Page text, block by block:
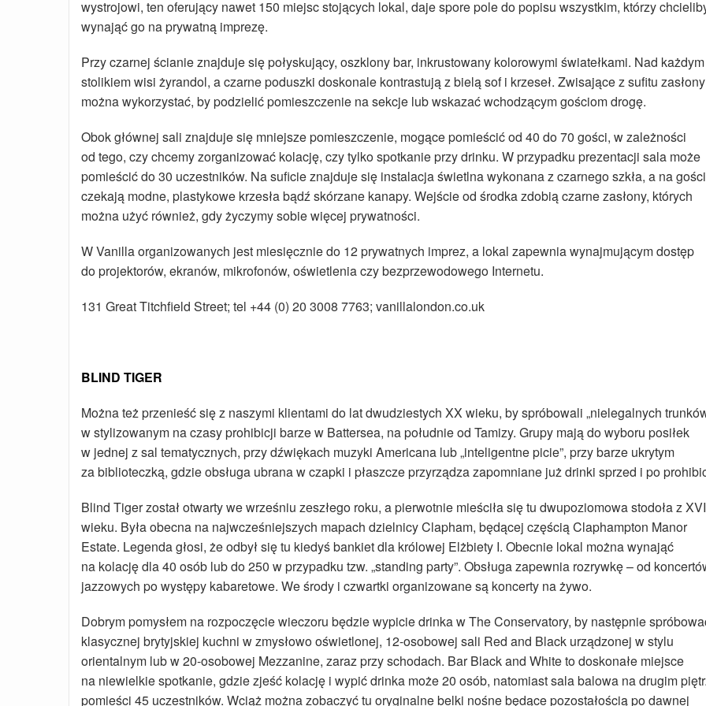
wystrojowi, ten oferujący nawet 150 miejsc stojących lokal, daje spore pole do popisu wszystkim, którzy
wynająć go na prywatną imprezę.
Przy czarnej ścianie znajduje się połyskujący, oszklony bar, inkrustowany kolorowymi światełkami. Nad każdym
stolikiem wisi żyrandol, a czarne poduszki doskonale kontrastują z bielą sof i krzeseł. Zwisające z sufitu zasłony
można wykorzystać, by podzielić pomieszczenie na sekcje lub wskazać wchodzącym gościom drogę.
Obok głównej sali znajduje się mniejsze pomieszczenie, mogące pomieścić od 40 do 70 gości, w zależności
od tego, czy chcemy zorganizować kolację, czy tylko spotkanie przy drinku. W przypadku prezentacji sala może
pomieścić do 30 uczestników. Na suficie znajduje się instalacja świetlna wykonana z czarnego szkła, a na gości
czekają modne, plastykowe krzesła bądź skórzane kanapy. Wejście od środka zdobią czarne zasłony, których
można użyć również, gdy życzymy sobie więcej prywatności.
W Vanilla organizowanych jest miesięcznie do 12 prywatnych imprez, a lokal zapewnia wynajmującym dostęp
do projektorów, ekranów, mikrofonów, oświetlenia czy bezprzewodowego Internetu.
131 Great Titchfield Street; tel +44 (0) 20 3008 7763; vanillalondon.co.uk
BLIND TIGER
Można też przenieść się z naszymi klientami do lat dwudziestych XX wieku, by spróbowali „nielegalnych
w stylizowanym na czasy prohibicji barze w Battersea, na południe od Tamizy. Grupy mają do wyboru posiłek
w jednej z sal tematycznych, przy dźwiękach muzyki Americana lub „inteligentne picie”, przy barze ukrytym
za biblioteczką, gdzie obsługa ubrana w czapki i płaszcze przyrządza zapomniane już drinki sprzed i po
Blind Tiger został otwarty we wrześniu zeszłego roku, a pierwotnie mieściła się tu dwupoziomowa stodoła z XVI
wieku. Była obecna na najwcześniejszych mapach dzielnicy Clapham, będącej częścią Claphampton Manor
Estate. Legenda głosi, że odbył się tu kiedyś bankiet dla królowej Elżbiety I. Obecnie lokal można wynająć
na kolację dla 40 osób lub do 250 w przypadku tzw. „standing party”. Obsługa zapewnia rozrywkę – od
jazzowych po występy kabaretowe. We środy i czwartki organizowane są koncerty na żywo.
Dobrym pomysłem na rozpoczęcie wieczoru będzie wypicie drinka w The Conservatory, by następnie
klasycznej brytyjskiej kuchni w zmysłowo oświetlonej, 12-osobowej sali Red and Black urządzonej w stylu
orientalnym lub w 20-osobowej Mezzanine, zaraz przy schodach. Bar Black and White to doskonałe miejsce
na niewielkie spotkanie, gdzie zjeść kolację i wypić drinka może 20 osób, natomiast sala balowa na drugim
pomieści 45 uczestników. Wciąż można zobaczyć tu oryginalne belki nośne będące pozostałością po dawnej